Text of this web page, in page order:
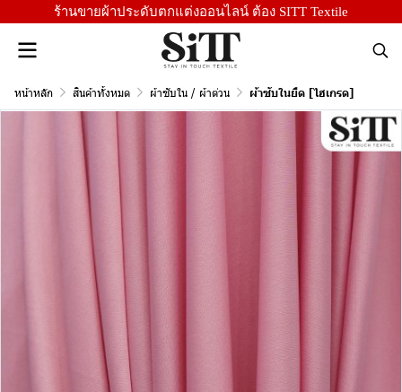
ร้านขายผ้าประดับตกแต่งออนไลน์ ต้อง SITT Textile
หน้าหลัก สินค้าทั้งหมด ผ้าซับใน / ผ้าต่วน ผ้าซับในยืด [ไฮเกรด]